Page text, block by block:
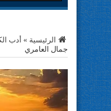
الرئيسية » أدب
جمال العامري